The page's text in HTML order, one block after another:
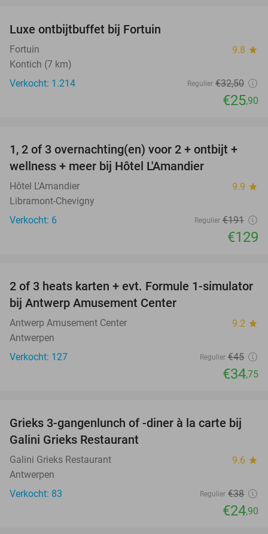
Luxe ontbijtbuffet bij Fortuin
Fortuin 9.8 star
Kontich (7 km)
Verkocht: 1.214
Regulier €32,50
€25,90
32%
TODAY
1, 2 of 3 overnachting(en) voor 2 + ontbijt +
wellness + meer bij Hôtel L'Amandier
Hôtel L'Amandier 9.9 star
Libramont-Chevigny
Verkocht: 6
Regulier €191
€129
23%
2 of 3 heats karten + evt. Formule 1-simulator
bij Antwerp Amusement Center
Antwerp Amusement Center 9.2 star
Antwerpen
Verkocht: 127
Regulier €45
€34,75
34%
Grieks 3-gangenlunch of -diner à la carte bij
Galini Grieks Restaurant
Galini Grieks Restaurant 9.6 star
Antwerpen
Verkocht: 83
Regulier €38
€24,90